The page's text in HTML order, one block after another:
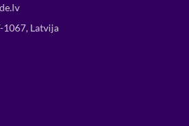
1067, Latvija